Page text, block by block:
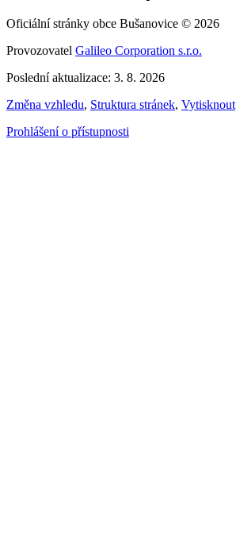
Oficiální stránky obce Bušanovice © 2026
Provozovatel Galileo Corporation s.r.o.
Poslední aktualizace: 3. 8. 2026
Změna vzhledu, Struktura stránek, Vytisknout
Prohlášení o přístupnosti